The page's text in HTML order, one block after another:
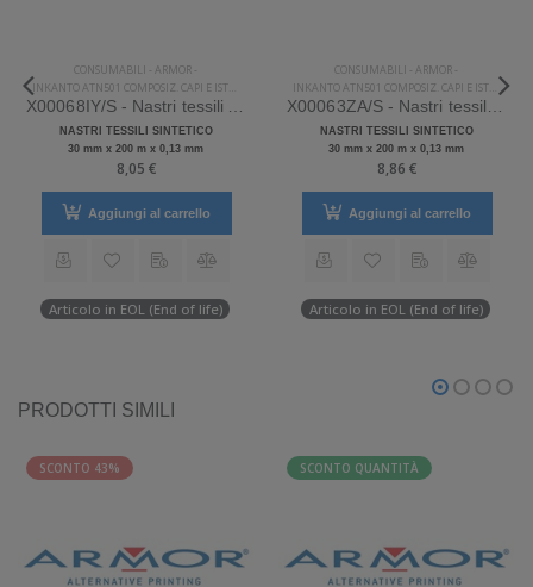
CONSUMABILI -ARMOR -
INKANTO ATN501 COMPOSIZ. CAPI E ISTRUZIONI LAVAGGI
X00068IY/S - Nastri tessili Armor Sintetico
NASTRI TESSILI SINTETICO
30 mm x 200 m x 0,13 mm
8,05 €
Aggiungi al carrello
Articolo in EOL (End of life)
CONSUMABILI -ARMOR -
INKANTO ATN501 COMPOSIZ. CAPI E ISTRUZIONI LAVAGGI
X00063ZA/S - Nastri tessili Armor Sintetico
NASTRI TESSILI SINTETICO
30 mm x 200 m x 0,13 mm
8,86 €
Aggiungi al carrello
Articolo in EOL (End of life)
PRODOTTI SIMILI
SCONTO 43% SCONTO QUANTITÀ